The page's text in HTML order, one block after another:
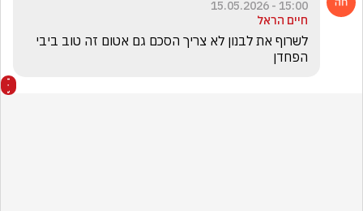
15:00 - 15.05.2026
חיים הראל
הפחדן